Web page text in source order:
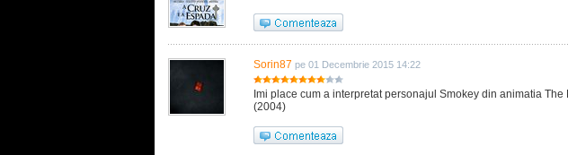
Sorin87 pe 01 Decembrie 2015 14:22
Imi place cum a interpretat personajul Smokey din animatia The
(2004)